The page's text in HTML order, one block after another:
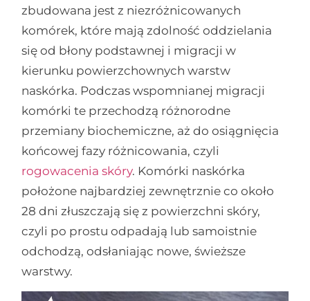
zbudowana jest z niezróżnicowanych
komórek, które mają zdolność oddzielania
się od błony podstawnej i migracji w
kierunku powierzchownych warstw
naskórka. Podczas wspomnianej migracji
komórki te przechodzą różnorodne
przemiany biochemiczne, aż do osiągnięcia
końcowej fazy różnicowania, czyli
rogowacenia skóry. Komórki naskórka
położone najbardziej zewnętrznie co około
28 dni złuszczają się z powierzchni skóry,
czyli po prostu odpadają lub samoistnie
odchodzą, odsłaniając nowe, świeższe
warstwy.